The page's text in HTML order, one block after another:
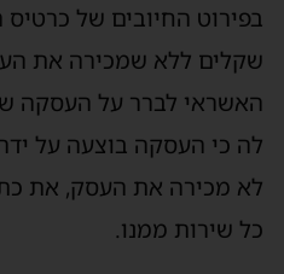
בפירוט החיובים של
שקלים ללא שמכירה את
האשראי לברר על העסקה
לה כי העסקה בוצעה על
לא מכירה את העסק, את
כל שירות ממנו.